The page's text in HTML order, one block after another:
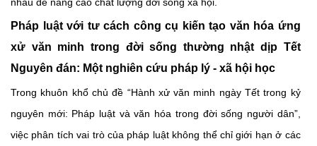
Pháp luật với tư cách công cụ kiến tạo văn hóa ứng
xử văn minh trong đời sống thường nhật dịp Tết
Nguyên đán: Một nghiên cứu pháp lý - xã hội học
Trong khuôn khổ chủ đề “Hành xử văn minh ngày Tết trong kỷ
nguyên mới: Pháp luật và văn hóa trong đời sống người dân”,
việc phân tích vai trò của pháp luật không thể chỉ giới hạn ở các